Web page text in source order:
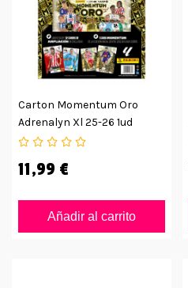
Carton Momentum Oro
Adrenalyn Xl 25-26 1ud
11,99 €
Añadir al carrito